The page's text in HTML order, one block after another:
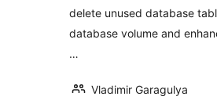
delete unused database
database volume and
…
Vladimir Garagulya